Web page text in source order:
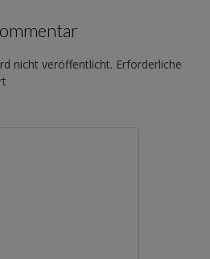
nicht veröffentlicht. Erforderliche